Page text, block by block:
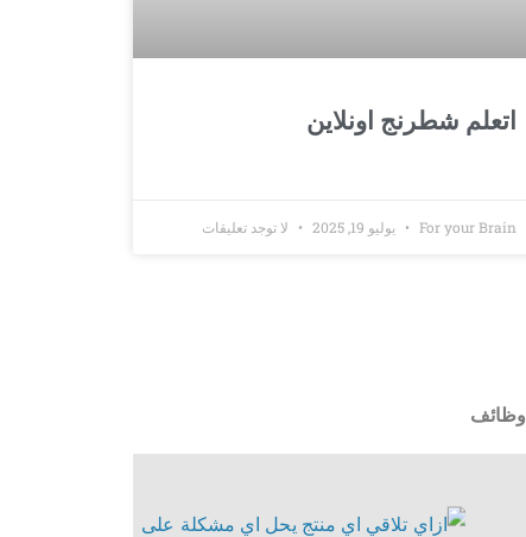
اتعلم شطرنج اونلاين
For your Brain يوليو 19, 2025 لا توجد تعليقات
وظائف